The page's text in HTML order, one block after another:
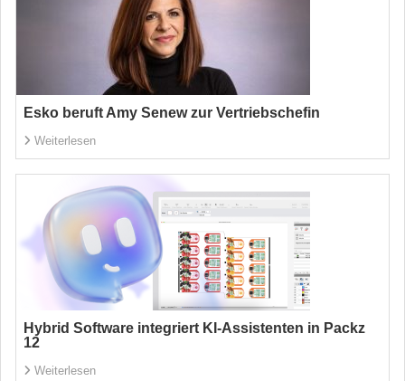
Esko beruft Amy Senew zur Vertriebschefin
Weiterlesen
Hybrid Software integriert KI-Assistenten in Packz
12
Weiterlesen